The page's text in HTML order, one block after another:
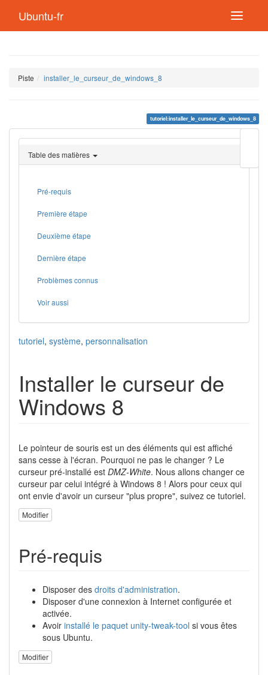
Ubuntu-fr
Piste installer_le_curseur_de_windows_8
tutoriel:installer_le_curseur_de_windows_8
page
Table des matières
Pré-requis
Première étape
Deuxième étape
Dernière étape
Problèmes connus
Voir aussi
tutoriel, système, personnalisation
Installer le curseur de
Windows 8
Le pointeur de souris est un des éléments qui est affiché
sans cesse à l'écran. Pourquoi ne pas le changer ? Le
curseur pré-installé est DMZ-White. Nous allons changer ce
curseur par celui intégré à Windows 8 ! Alors pour ceux qui
ont envie d'avoir un curseur "plus propre", suivez ce tutoriel.
Modifier
Pré-requis
Disposer des droits d'administration.
Disposer d'une connexion à Internet configurée et
activée.
Avoir installé le paquet unity-tweak-tool si vous êtes
sous Ubuntu.
Modifier